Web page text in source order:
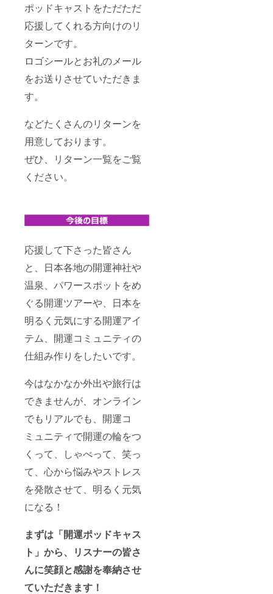
ポッドキャストをただただ
応援してくれる方向けのリ
ターンです。
ロゴシールとお礼のメール
をお送りさせていただきま
す。
などたくさんのリターンを
用意しております。
ぜひ、リターン一覧をご覧
ください。
応援して下さった皆さん
と、日本各地の開運神社や
温泉、パワースポットをめ
ぐる開運ツアーや、日本を
明るく元気にする開運アイ
テム、開運コミュニティの
仕組み作りをしたいです。
今はなかなか外出や旅行は
できませんが、オンライン
でもリアルでも、開運コ
ミュニティで開運の輪をつ
くって、しゃべって、笑っ
て、心から悩みやストレス
を発散させて、明るく元気
になる！
まずは「開運ポッドキャス
ト」から、リスナーの皆さ
んに笑顔と感謝を奉納させ
ていただきます！